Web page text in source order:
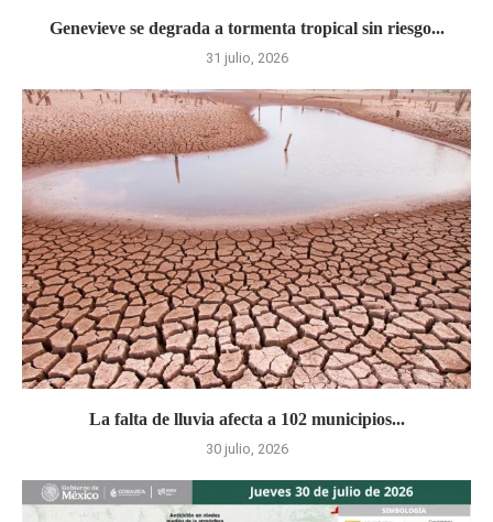
Genevieve se degrada a tormenta tropical sin riesgo...
31 julio, 2026
La falta de lluvia afecta a 102 municipios...
30 julio, 2026